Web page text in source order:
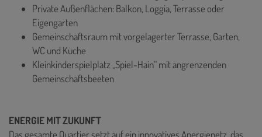
Private Außenflächen: Balkon, Loggia, Terrasse oder
Eigengarten
Gemeinschaftsraum mit vorgelagerter Terrasse, Garten,
WC und Küche
Kleinkinderspielplatz „Spiel-Hain“ mit angrenzenden
Gemeinschaftsbeeten
ENERGIE MIT ZUKUNFT
Das gesamte Quartier setzt auf ein innovatives Anergienetz, das